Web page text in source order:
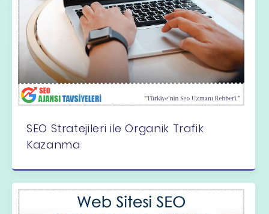
SEO Stratejileri ile Organik Trafik
Kazanma